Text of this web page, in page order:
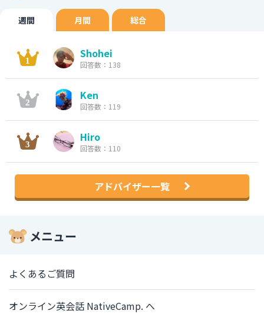
週間 月間 総合
Shohei
回答数：138
Ken
回答数：119
Hiro
回答数：110
アドバイザー一覧
メニュー
よくあるご質問
オンライン英会話 NativeCamp. へ